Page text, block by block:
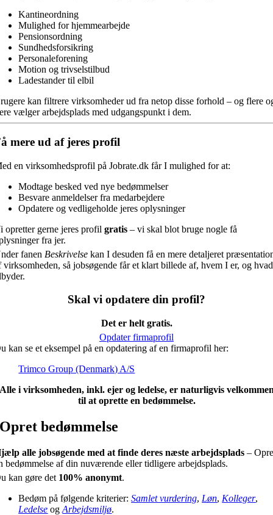
Kantineordning
Mulighed for hjemmearbejde
Pensionsordning
Sundhedsforsikring
Personaleforening
Motion og trivselstilbud
Ladestander til elbil
kan filtrere virksomheder ud fra netop disse forhold – og flere
vælger arbejdsplads med udgangspunkt i dem.
mere ud af jeres profil
en virksomhedsprofil på Jobrate.dk får I mulighed for at:
Modtage besked ved nye bedømmelser
Besvare anmeldelser fra medarbejdere
Opdatere og vedligeholde jeres oplysninger
opretter gerne jeres profilgratis – vi skal blot bruge nogle få
fra jer.
fanen Beskrivelse kan I desuden få en mere detaljeret
virksomheden, så jobsøgende får et klart billede af, hvem I er, og
Skal vi opdatere din profil?
Det er helt gratis.
Opdater firmaprofil
kan se et eksempel på en opdatering af en firmaprofil her:
Trimco Group (Denmark) A/S
i virksomheden, inkl. ejer og ledelse, er naturligvis
til at oprette en bedømmelse.
Opret bedømmelse
alle jobsøgende med at finde deres næste arbejdsplads –
bedømmelse af din nuværende eller tidligere arbejdsplads.
kan gøre det 100% anonymt.
Bedøm på følgende kriterier:Samlet vurdering, Løn, Kolleger,
Ledelse ogArbejdsmiljø.